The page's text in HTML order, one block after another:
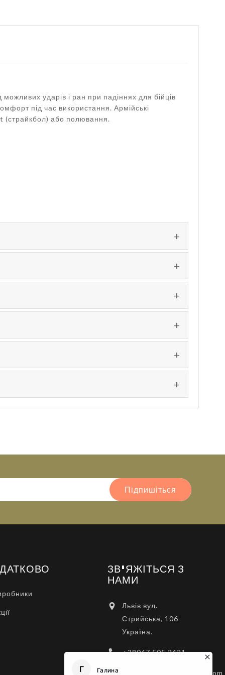
ударів і ран при падіннях для бійців
під час використання. Армійські
(страйкбол) або полювання.
Підпишіться
ЗВ'ЯЖІТЬСЯ З
НАМИ
Львів вул.
Стрийська, 106
Україна.
+38067 505 2421
rezervist.com.ua@gmail.com